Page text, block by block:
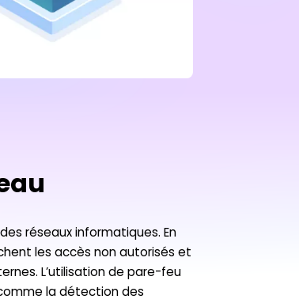
réseaux informatiques. En
les accès non autorisés et
L’utilisation de pare-feu
la détection des